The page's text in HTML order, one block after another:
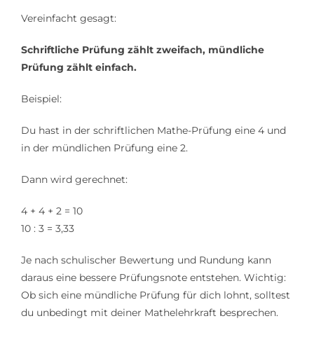
Vereinfacht gesagt:
Schriftliche Prüfung zählt zweifach, mündliche
Prüfung zählt einfach.
Beispiel:
Du hast in der schriftlichen Mathe-Prüfung eine 4 und
in der mündlichen Prüfung eine 2.
Dann wird gerechnet:
4 + 4 + 2 = 10
10 : 3 = 3,33
Je nach schulischer Bewertung und Rundung kann
daraus eine bessere Prüfungsnote entstehen. Wichtig:
Ob sich eine mündliche Prüfung für dich lohnt, solltest
du unbedingt mit deiner Mathelehrkraft besprechen.